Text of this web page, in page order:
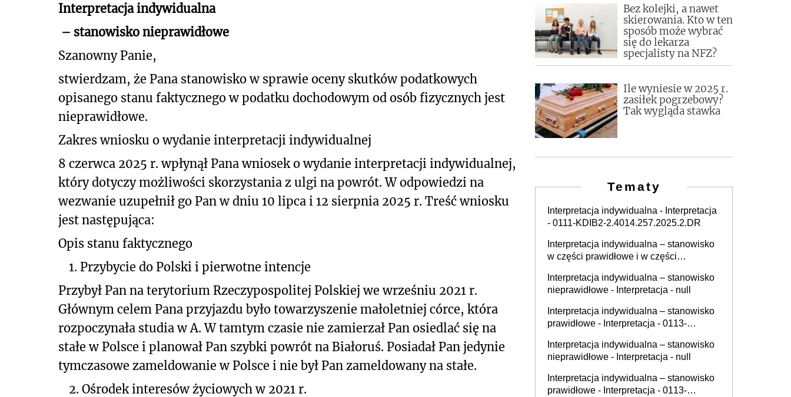
Interpretacja indywidualna
– stanowisko nieprawidłowe
Szanowny Panie,
stwierdzam, że Pana stanowisko w sprawie oceny skutków podatkowych
opisanego stanu faktycznegow podatku dochodowym od osób fizycznych jest
nieprawidłowe.
Zakres wniosku o wydanie interpretacji indywidualnej
8 czerwca 2025 r. wpłynął Pana wniosek o wydanie interpretacji indywidualnej,
który dotyczy możliwości skorzystania z ulgi na powrót. W odpowiedzi na
wezwanie uzupełnił go Pan w dniu 10 lipca i 12 sierpnia 2025 r. Treść wniosku
jest następująca:
Opis stanu faktycznego
1. Przybycie do Polski i pierwotne intencje
Przybył Pan na terytorium Rzeczypospolitej Polskiej we wrześniu 2021 r.
Głównym celem Pana przyjazdu było towarzyszenie małoletniej córce, która
rozpoczynała studia w A. W tamtym czasie nie zamierzał Pan osiedlać się na
stałe w Polsce i planował Pan szybki powrót na Białoruś. Posiadał Pan jedynie
tymczasowe zameldowanie w Polsce i nie był Pan zameldowany na stałe.
2. Ośrodek interesów życiowych w 2021 r.
Bez kolejki, a nawet
skierowania. Kto w ten
sposób może wybrać
się do lekarza
specjalisty na NFZ?
Ile wyniesie w 2025 r.
zasiłek pogrzebowy?
Tak wygląda stawka
Tematy
Interpretacja indywidualna - Interpretacja
- 0111-KDIB2-2.4014.257.2025.2.DR
Interpretacja indywidualna – stanowisko
w części prawidłowe i w części
KDIL2-2.4011.633.2025.5.KP 0111-
KDIB2-3.4015.256.2025.6.MD
Interpretacja indywidualna – stanowisko
nieprawidłowe - Interpretacja - null
Interpretacja indywidualna – stanowisko
prawidłowe - Interpretacja - 0113-
Interpretacja indywidualna – stanowisko
nieprawidłowe - Interpretacja - null
Interpretacja indywidualna – stanowisko
prawidłowe - Interpretacja - 0113-